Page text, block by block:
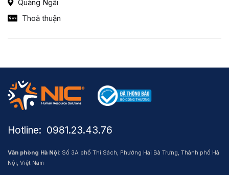
Quảng Ngãi
Thoả thuận
Hotline: ​ 0981.23.43.76
Văn phòng Hà Nội: Số 3A phố Thi Sách, Phường Hai Bà Trưng, Thành phố Hà
Nội, Việt Nam